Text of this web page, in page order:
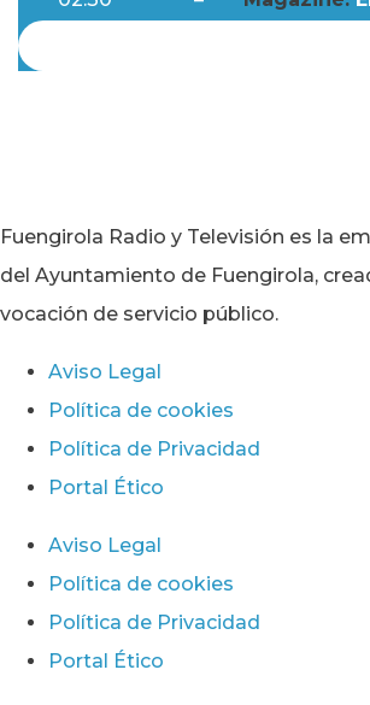
Fuengirola Radio y Televisión es la
del Ayuntamiento de Fuengirola,
vocación de servicio público.
Aviso Legal
Política de cookies
Política de Privacidad
Portal Ético
Aviso Legal
Política de cookies
Política de Privacidad
Portal Ético